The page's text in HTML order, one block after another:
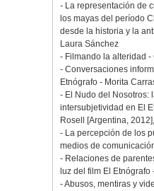
- La representación de
los mayas del período
desde la historia y la
Laura Sánchez
- Filmando la alteridad -
- Conversaciones
Etnógrafo - Morita
- El Nudo del Nosotros:
intersubjetividad en El
Rosell [Argentina,
- La percepción de los
medios de
- Relaciones de
luz del film El Etnógrafo
- Abusos, mentiras y